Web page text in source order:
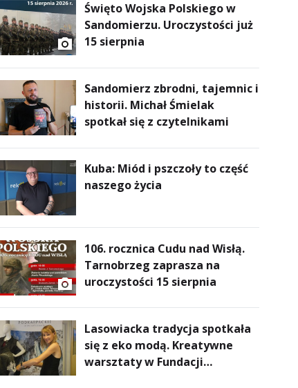
Święto Wojska Polskiego w
Sandomierzu. Uroczystości już
15 sierpnia
Sandomierz zbrodni, tajemnic i
historii. Michał Śmielak
spotkał się z czytelnikami
Kuba: Miód i pszczoły to część
naszego życia
106. rocznica Cudu nad Wisłą.
Tarnobrzeg zaprasza na
uroczystości 15 sierpnia
Lasowiacka tradycja spotkała
się z eko modą. Kreatywne
warsztaty w Fundacji